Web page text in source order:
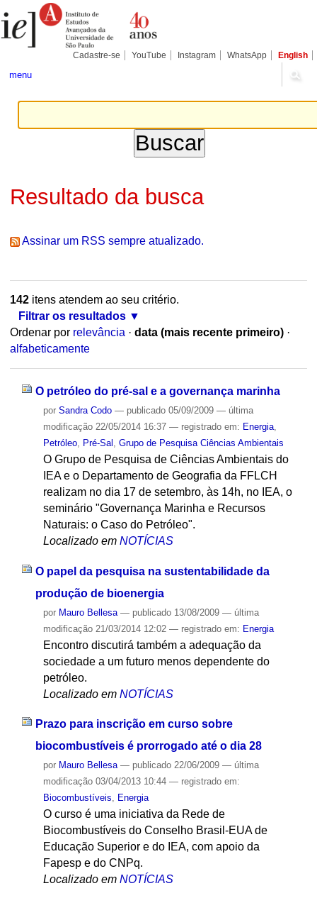
para
conteúdo.
Pessoais
Cadastre-se YouTube Instagram WhatsApp English
menu
Resultado da busca
Assinar um RSS sempre atualizado.
142itens atendem ao seu critério.
Filtrar os resultados
Ordenar por relevância · data (mais recente primeiro) ·
alfabeticamente
O petróleo do pré-sal e a governança marinha
por Sandra Codo — publicado05/09/2009 — última
modificação22/05/2014 16:37 — registrado em: Energia,
Petróleo, Pré-Sal Grupo de Pesquisa Ciências Ambientais
O Grupo de Pesquisa de Ciências Ambientais do
IEA e o Departamento de Geografia da FFLCH
realizam no dia 17 de setembro, às 14h, no IEA, o
seminário "Governança Marinha e Recursos
Naturais: o Caso do Petróleo".
Localizado em NOTÍCIAS
O papel da pesquisa na sustentabilidade da
produção de bioenergia
por Mauro Bellesa — publicado13/08/2009 — última
modificação21/03/2014 12:02 — registrado em: Energia
Encontro discutirá também a adequação da
sociedade a um futuro menos dependente do
petróleo.
Localizado em NOTÍCIAS
Prazo para inscrição em curso sobre
biocombustíveis é prorrogado até o dia 28
por Mauro Bellesa — publicado22/06/2009 — última
modificação03/04/2013 10:44 — registrado em:
Biocombustíveis, Energia
O curso é uma iniciativa da Rede de
Biocombustíveis do Conselho Brasil-EUA de
Educação Superior e do IEA, com apoio da
Fapesp e do CNPq.
Localizado em NOTÍCIAS